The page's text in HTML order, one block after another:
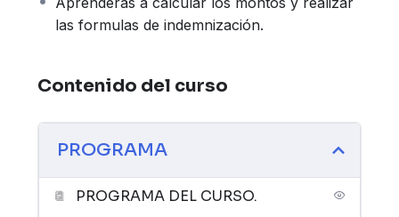
PROGRAMA:
https://codexargcursos.s3.sa-east-
MODALIDAD: PDF descargables, Videos
introductorios breves y material adicional para
las formulas de indemnización.
Contenido del curso
PROGRAMA
PROGRAMA DEL CURSO.